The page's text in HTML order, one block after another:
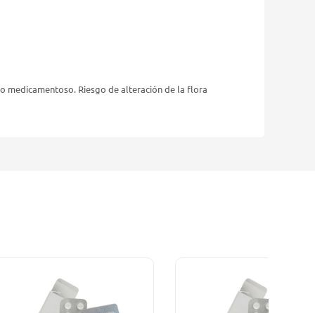
medicamentoso. Riesgo de alteración de la flora